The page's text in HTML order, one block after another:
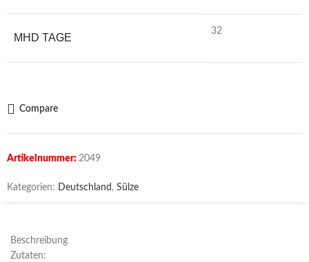
MHD TAGE
32
Compare
Artikelnummer: 2049
Kategorien: Deutschland , Sülze
Beschreibung
Zutaten: